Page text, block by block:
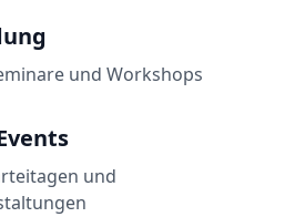
und Workshops
und